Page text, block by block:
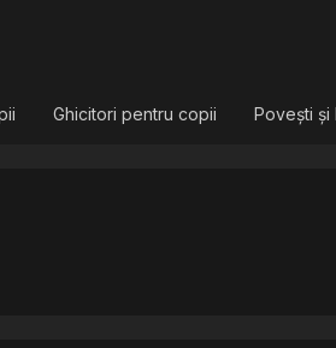
Ghicitori pentru copii Povești și